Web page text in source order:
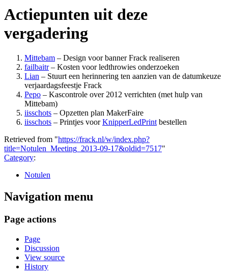
Actiepunten uit deze
vergadering
Mittebam – Design voor banner Frack realiseren
failbaitr– Kosten voor ledthrowies onderzoeken
Lian – Stuurt een herinnering ten aanzien van de datumkeuze
verjaardagsfeestje Frack
Pepo – Kascontrole over 2012 verrichten (met hulp van
Mittebam)
iisschots – Opzetten plan MakerFaire
iisschots – Printjes voorKnipperLedPrint bestellen
Retrieved from "https://frack.nl/w/index.php?
title=Notulen_Meeting_2013-09-17&oldid=7517"
Category:
Notulen
Navigation menu
Page actions
Page
Discussion
View source
History